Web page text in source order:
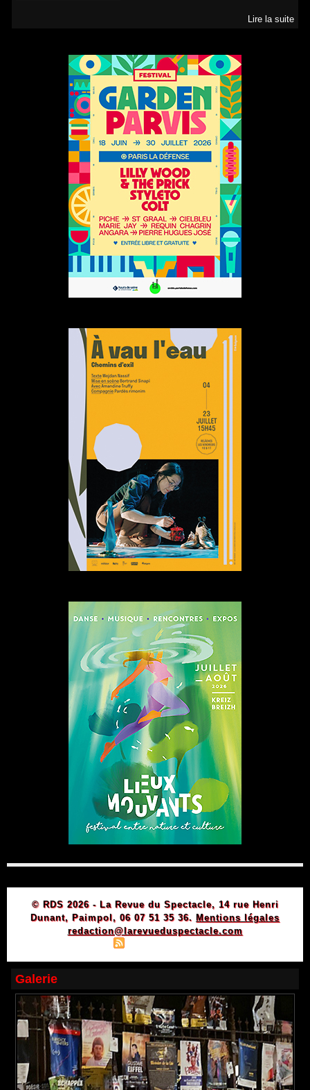
Lire la suite
© RDS 2026 - La Revue du Spectacle, 14 rue Henri
Dunant, Paimpol, 06 07 51 35 36. Mentions légales
redaction@larevueduspectacle.com
Galerie